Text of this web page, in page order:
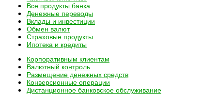
Все продукты банка
Денежные переводы
Вклады и инвестиции
Обмен валют
Страховые продукты
Ипотека и кредиты
Корпоративным клиентам
Валютный контроль
Размещение денежных средств
Конверсионные операции
Дистанционное банковское обслуживание